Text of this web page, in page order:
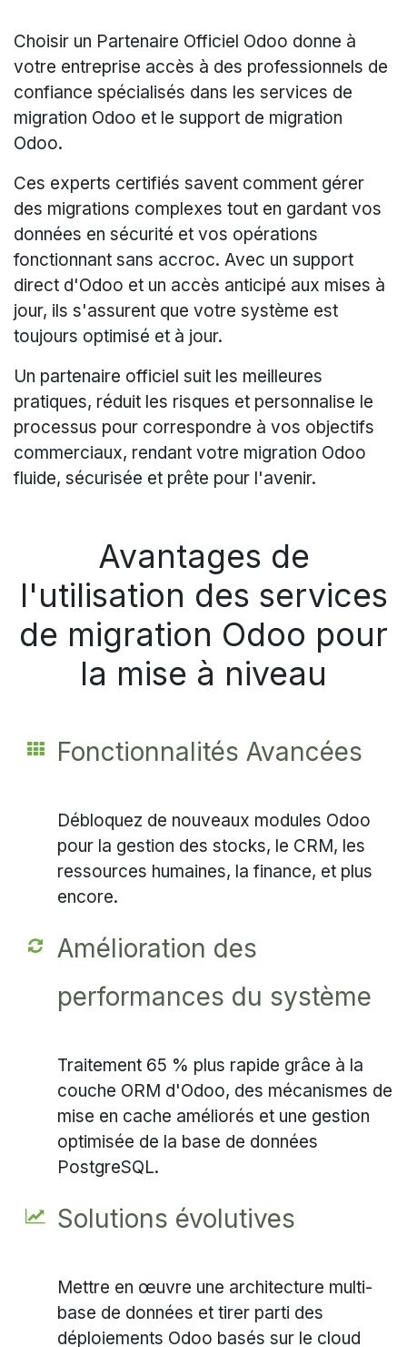
Choisir un Partenaire Officiel Odoo donne à
votre entreprise accès à des professionnels de
confiance spécialisés dans les services de
migration Odoo et le support de migration
Odoo.
Ces experts certifiés savent comment gérer
des migrations complexes tout en gardant vos
données en sécurité et vos opérations
fonctionnant sans accroc. Avec un support
direct d'Odoo et un accès anticipé aux mises à
jour, ils s'assurent que votre système est
toujours optimisé et à jour.
Un partenaire officiel suit les meilleures
pratiques, réduit les risques et personnalise le
processus pour correspondre à vos objectifs
commerciaux, rendant votre migration Odoo
fluide, sécurisée et prête pour l'avenir.
Avantages de
l'utilisation des services
de migration Odoo pour
la mise à niveau
Fonctionnalités Avancées
Débloquez de nouveaux modules Odoo
pour la gestion des stocks, le CRM, les
ressources humaines, la finance, et plus
encore.
Amélioration des
performances du système
Traitement 65 % plus rapide grâce à la
couche ORM d'Odoo, des mécanismes de
mise en cache améliorés et une gestion
optimisée de la base de données
PostgreSQL.
Solutions évolutives
Mettre en œuvre une architecture multi-
base de données et tirer parti des
déploiements Odoo basés sur le cloud